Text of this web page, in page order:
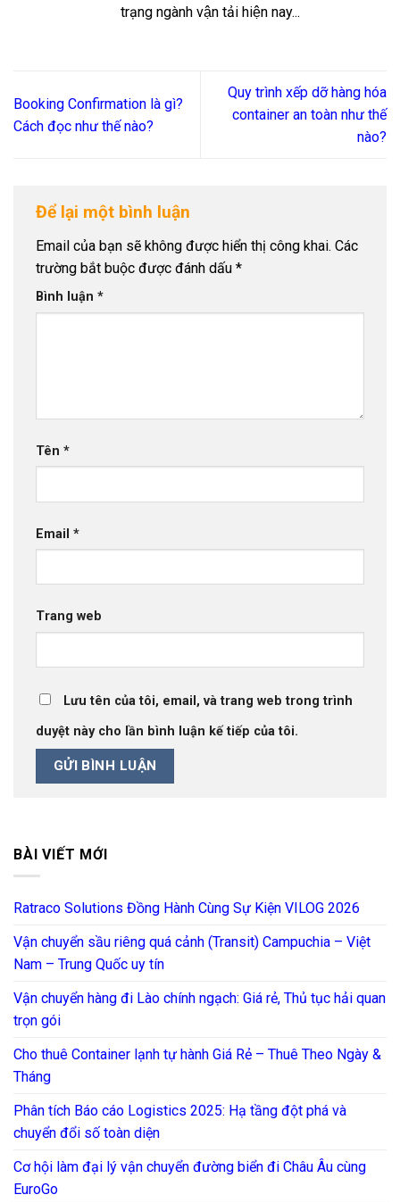
trạng ngành vận tải hiện nay...
Booking Confirmation là gì?
Cách đọc như thế nào?
Quy trình xếp dỡ hàng hóa
container an toàn như thế
nào?
Để lại một bình luận
Email của bạn sẽ không được hiển thị công khai. Các
trường bắt buộc được đánh dấu *
Bình luận *
Tên *
Email *
Trang web
Lưu tên của tôi, email, và trang web trong trình
duyệt này cho lần bình luận kế tiếp của tôi.
BÀI VIẾT MỚI
Ratraco Solutions Đồng Hành Cùng Sự Kiện VILOG 2026
Vận chuyển sầu riêng quá cảnh (Transit) Campuchia – Việt
Nam – Trung Quốc uy tín
Vận chuyển hàng đi Lào chính ngạch: Giá rẻ, Thủ tục hải quan
trọn gói
Cho thuê Container lạnh tự hành Giá Rẻ – Thuê Theo Ngày &
Tháng
Phân tích Báo cáo Logistics 2025: Hạ tầng đột phá và
chuyển đổi số toàn diện
Cơ hội làm đại lý vận chuyển đường biển đi Châu Âu cùng
EuroGo